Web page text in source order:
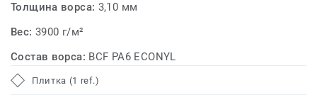
Толщина ворса: 3,10 мм
Вес: 3900 г/м²
Состав ворса: BCF PA6 ECONYL
Плитка (1 ref.)